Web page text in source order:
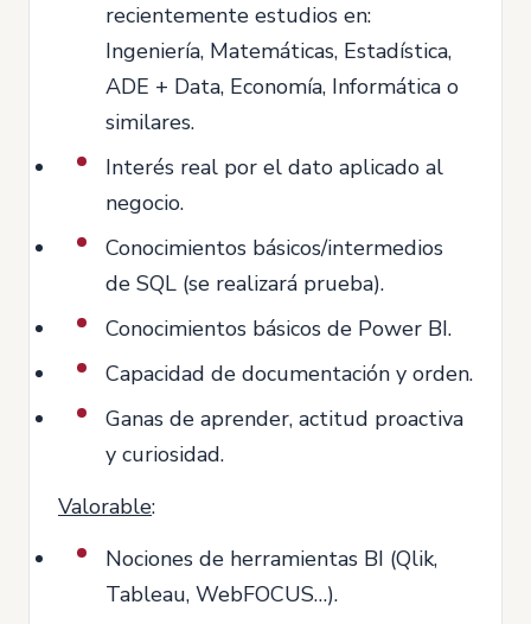
recientemente estudios en:
Ingeniería, Matemáticas, Estadística,
ADE + Data, Economía, Informática o
similares.
Interés real por el dato aplicado al
negocio.
Conocimientos básicos/intermedios
de SQL (se realizará prueba).
Conocimientos básicos de Power BI.
Capacidad de documentación y orden.
Ganas de aprender, actitud proactiva
y curiosidad.
Valorable:
Nociones de herramientas BI (Qlik,
Tableau, WebFOCUS…).